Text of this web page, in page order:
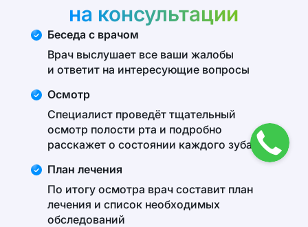
на консультации
Беседа с врачом
Врач выслушает все ваши жалобы
и ответит на интересующие вопросы
Осмотр
Специалист проведёт тщательный
осмотр полости рта и подробно
расскажет о состоянии каждого зуба
План лечения
По итогу осмотра врач составит план
лечения и список необходимых
обследований